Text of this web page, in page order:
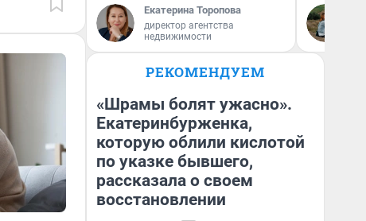
Екатерина Торопова
директор агентства
недвижимости
РЕКОМЕНДУЕМ
«Шрамы болят ужасно».
Екатеринбурженка,
которую облили кислотой
по указке бывшего,
рассказала о своем
восстановлении